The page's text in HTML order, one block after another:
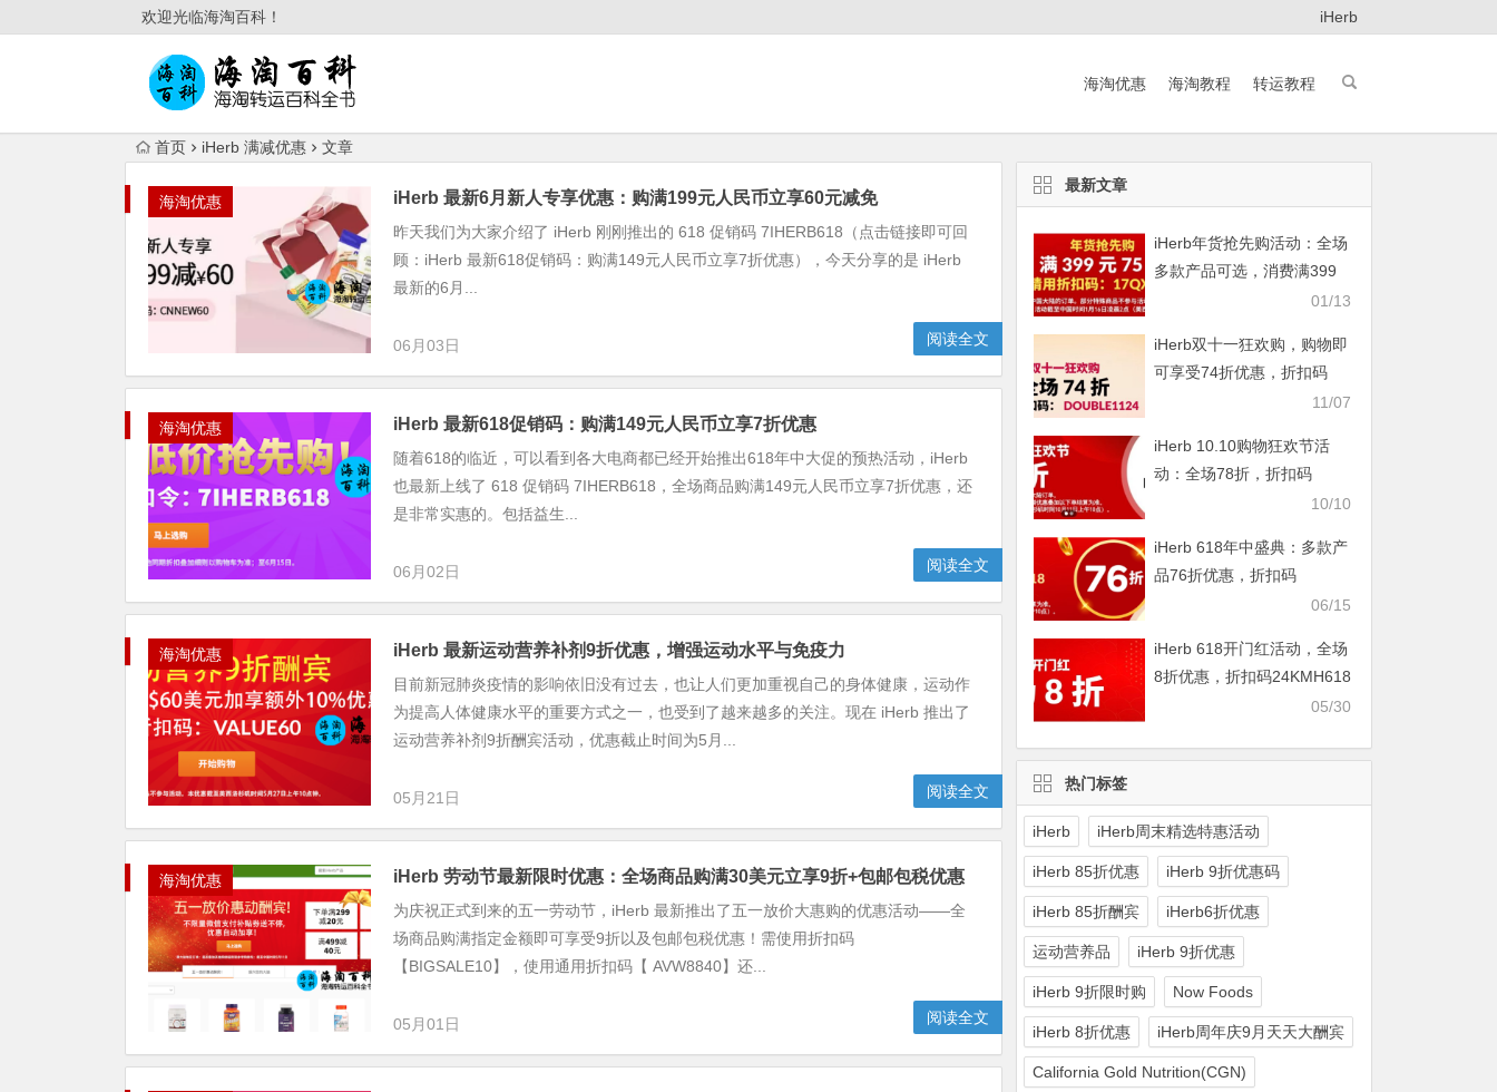
欢迎光临海淘百科！ iHerb
海淘优惠 海淘教程 转运教程
首页 iHerb 满减优惠 文章
海淘优惠 iHerb 最新6月新人专享优惠：购满199元人民币立享60元减免
昨天我们为大家介绍了 iHerb 刚刚推出的 618 促销码 7IHERB618（点击链接即可回
顾：iHerb 最新618促销码：购满149元人民币立享7折优惠），今天分享的是 iHerb
最新的6月...
06月03日 阅读全文
海淘优惠 iHerb 最新618促销码：购满149元人民币立享7折优惠
随着618的临近，可以看到各大电商都已经开始推出618年中大促的预热活动，iHerb
也最新上线了 618 促销码 7IHERB618，全场商品购满149元人民币立享7折优惠，还
是非常实惠的。包括益生...
06月02日 阅读全文
海淘优惠 iHerb 最新运动营养补剂9折优惠，增强运动水平与免疫力
目前新冠肺炎疫情的影响依旧没有过去，也让人们更加重视自己的身体健康，运动作
为提高人体健康水平的重要方式之一，也受到了越来越多的关注。现在 iHerb 推出了
运动营养补剂9折酬宾活动，优惠截止时间为5月...
05月21日 阅读全文
海淘优惠 iHerb 劳动节最新限时优惠：全场商品购满30美元立享9折+包邮包税优惠
为庆祝正式到来的五一劳动节，iHerb 最新推出了五一放价大惠购的优惠活动——全
场商品购满指定金额即可享受9折以及包邮包税优惠！需使用折扣码
【BIGSALE10】，使用通用折扣码【 AVW8840】还...
05月01日 阅读全文
最新文章
iHerb年货抢先购活动：全场
多款产品可选，消费满399
01/13
iHerb双十一狂欢购，购物即
可享受74折优惠，折扣码
11/07
iHerb 10.10购物狂欢节活
动：全场78折，折扣码
10/10
iHerb 618年中盛典：多款产
品76折优惠，折扣码
06/15
iHerb 618开门红活动，全场
8折优惠，折扣码24KMH618
05/30
热门标签
iHerb iHerb周末精选特惠活动
iHerb 85折优惠 iHerb 9折优惠码
iHerb 85折酬宾 iHerb6折优惠
运动营养品 iHerb 9折优惠
iHerb 9折限时购 Now Foods
iHerb 8折优惠 iHerb周年庆9月天天大酬宾
California Gold Nutrition(CGN)